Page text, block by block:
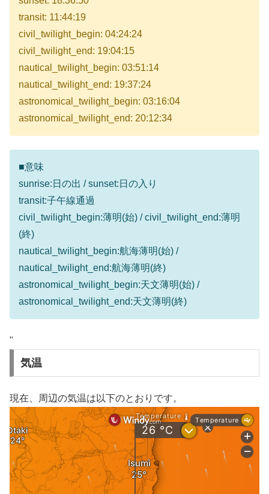
transit: 11:44:19
civil_twilight_begin: 04:24:24
civil_twilight_end: 19:04:15
nautical_twilight_begin: 03:51:14
nautical_twilight_end: 19:37:24
astronomical_twilight_begin: 03:16:04
astronomical_twilight_end: 20:12:34
■意味
sunrise:日の出 / sunset:日の入り
transit:子午線通過
civil_twilight_begin:薄明(始) / civil_twilight_end:薄明
(終)
nautical_twilight_begin:航海薄明(始) /
nautical_twilight_end:航海薄明(終)
astronomical_twilight_begin:天文薄明(始) /
astronomical_twilight_end:天文薄明(終)
"
気温
現在、周辺の気温は以下のとおりです。